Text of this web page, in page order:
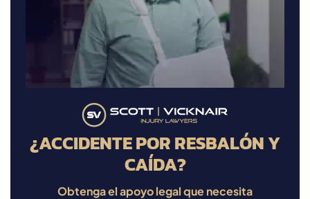
¿ACCIDENTE POR RESBALÓN Y
CAÍDA?
Obtenga el apoyo legal que necesita